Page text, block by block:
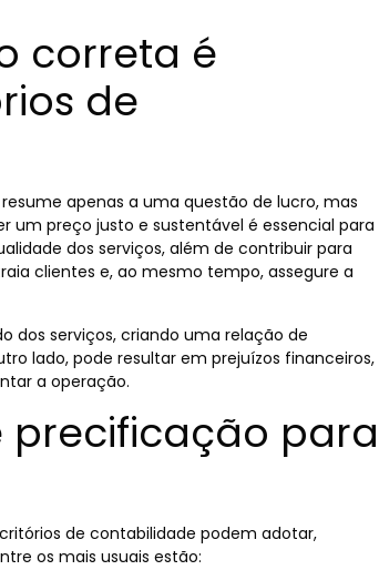
correta é
de
apenas a uma questão de lucro, mas
um preço justo e sustentável é essencial para
dos serviços, além de contribuir para
clientes e, ao mesmo tempo, assegure a
dos serviços, criando uma relação de
lado, pode resultar em prejuízos financeiros,
a operação.
precificação para
de contabilidade podem adotar,
os mais usuais estão: